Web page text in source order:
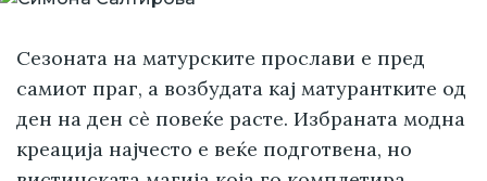
Сезоната на матурските прослави е пред
самиот праг, а возбудата кај матурантките од
ден на ден сѐ повеќе расте. Избраната модна
креација најчесто е веќе подготвена, но